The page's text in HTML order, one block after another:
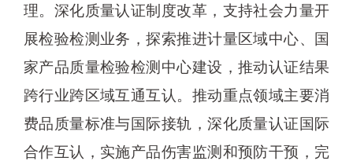
理。深化质量认证制度改革，支持社会力量开
展检验检测业务，探索推进计量区域中心、国
家产品质量检验检测中心建设，推动认证结果
跨行业跨区域互通互认。推动重点领域主要消
费品质量标准与国际接轨，深化质量认证国际
合作互认，实施产品伤害监测和预防干预，完